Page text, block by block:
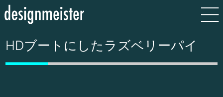
HDブートにしたラズベリーパイ